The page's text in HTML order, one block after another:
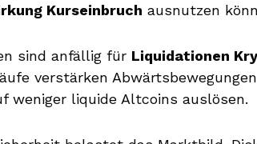
Kurseinbruch ausnutzen
sind anfällig für Liquidationen
verstärken
weniger liquide Altcoins auslösen.